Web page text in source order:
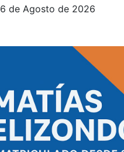
6 de Agosto de 2026